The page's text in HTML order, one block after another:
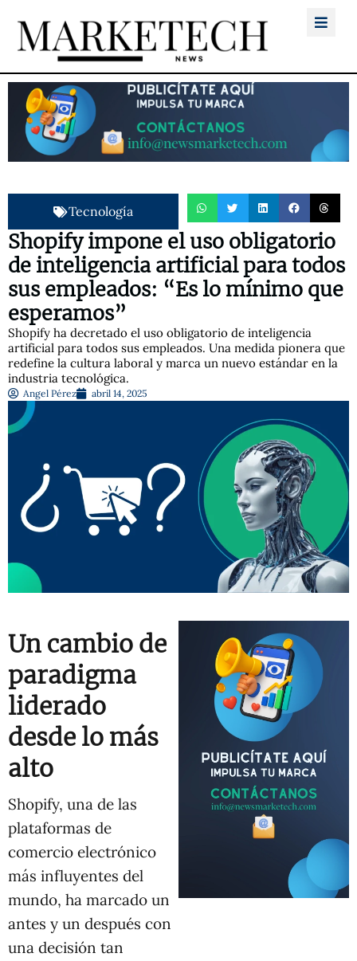
Tecnología
Shopify impone el uso obligatorio
de inteligencia artificial para todos
sus empleados: “Es lo mínimo que
esperamos”
Shopify ha decretado el uso obligatorio de inteligencia
artificial para todos sus empleados. Una medida pionera que
redefine la cultura laboral y marca un nuevo estándar en la
industria tecnológica.
Angel Pérez abril 14, 2025
Un cambio de
paradigma
liderado
desde lo más
alto
Shopify, una de las
plataformas de
comercio electrónico
más influyentes del
mundo, ha marcado un
antes y un después con
una decisión tan